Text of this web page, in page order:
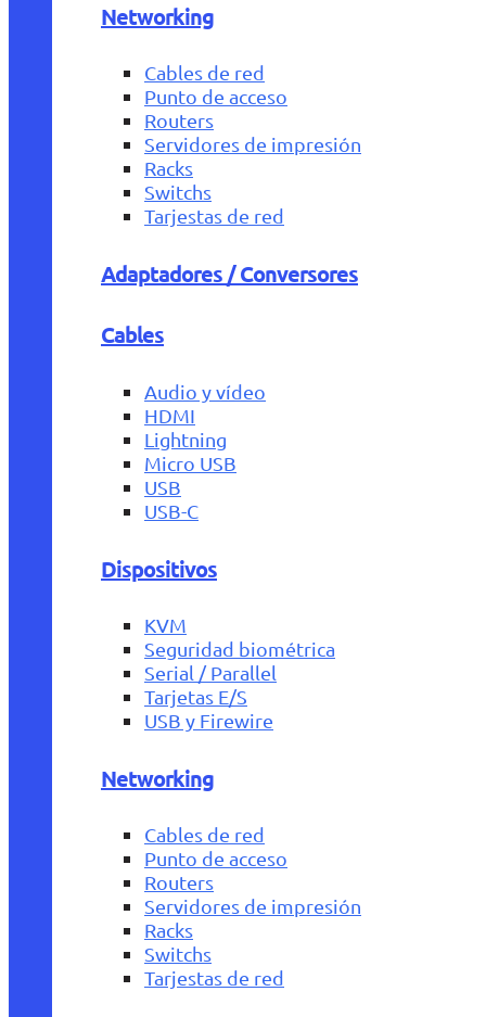
Networking
Cables de red
Punto de acceso
Routers
Servidores de impresión
Racks
Switchs
Tarjestas de red
Adaptadores / Conversores
Cables
Audio y vídeo
HDMI
Lightning
Micro USB
USB
USB-C
Dispositivos
KVM
Seguridad biométrica
Serial / Parallel
Tarjetas E/S
USB y Firewire
Networking
Cables de red
Punto de acceso
Routers
Servidores de impresión
Racks
Switchs
Tarjestas de red